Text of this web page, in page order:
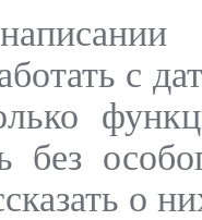
с
без
о